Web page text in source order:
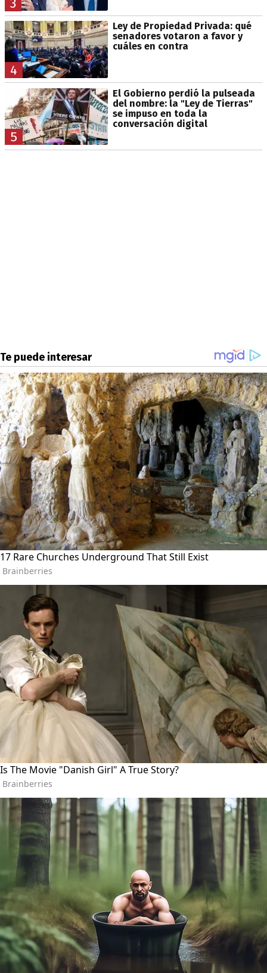
4
Ley de Propiedad Privada: qué
senadores votaron a favor y
cuáles en contra
5
El Gobierno perdió la pulseada
del nombre: la "Ley de Tierras"
se impuso en toda la
conversación digital